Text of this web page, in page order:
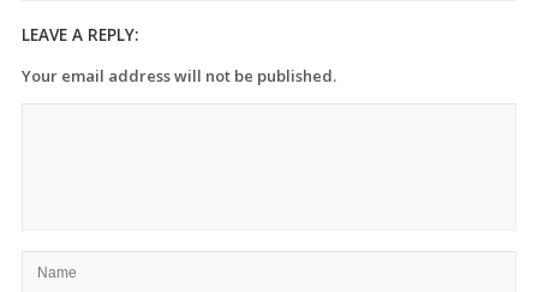
LEAVE A REPLY:
Your email address will not be published.